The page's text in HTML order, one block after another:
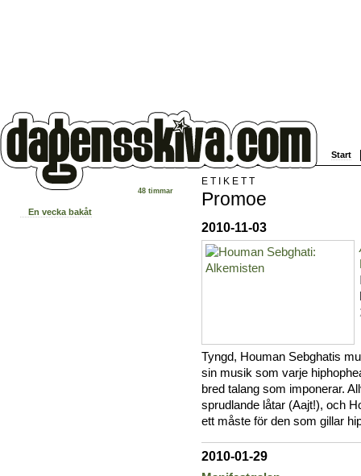
Start
48 timmar
En vecka bakåt
ETIKETT
Promoe
2010-11-03
Tyngd, Houman Sebghatis
sin musik som varje
bred talang som imponerar.
sprudlande låtar (Aajt!), och
ett måste för den som gillar
2010-01-29